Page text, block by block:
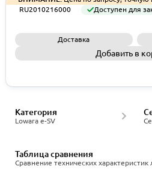
RU2010216000
Доступен для
Доставка
Добавить в
Lowara e-SV
Категория
Сравнение технических характеристик
Таблица сравнения